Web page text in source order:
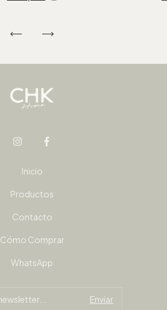
Inicio
Productos
Contacto
Cómo Comprar
WhatsApp